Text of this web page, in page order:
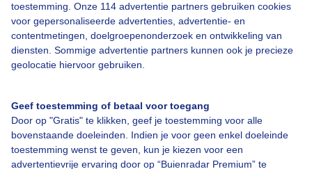
toestemming. Onze 114 advertentie partners gebruiken cookies
voor gepersonaliseerde advertenties, advertentie- en
contentmetingen, doelgroepenonderzoek en ontwikkeling van
diensten. Sommige advertentie partners kunnen ook je precieze
geolocatie hiervoor gebruiken.
Geef toestemming of betaal voor toegang
Door op "Gratis" te klikken, geef je toestemming voor alle
bovenstaande doeleinden. Indien je voor geen enkel doeleinde
toestemming wenst te geven, kun je kiezen voor een
advertentievrije ervaring door op “Buienradar Premium” te
Bedrijfsgegevens
Veelgestelde vragen
Toegankelijkheid
Gebruikersvoorwaarden
Adverteren